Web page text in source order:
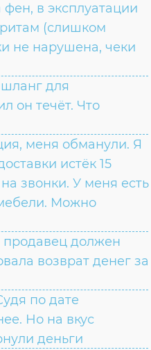
в эксплуатации
(слишком
не нарушена, чеки
для
он течёт. Что
меня обманули. Я
истёк 15
звонки. У меня есть
Можно
продавец должен
возврат денег за
по дате
Но на вкус
деньги